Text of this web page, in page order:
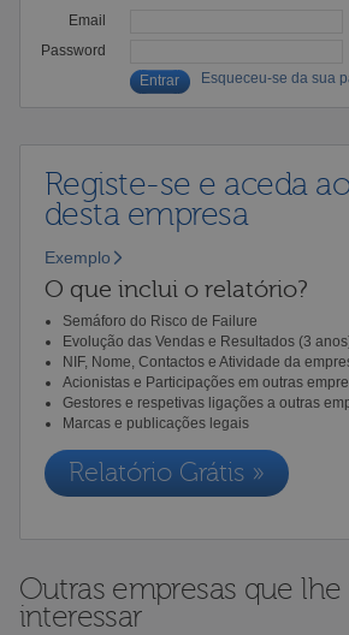
Email
Password
Esqueceu-se da sua
Registe-se e aceda
desta empresa
Exemplo
O que inclui o relatório?
Semáforo do Risco de Failure
Evolução das Vendas e Resultados (3
NIF, Nome, Contactos e Atividade da
Acionistas e Participações em outras
Gestores e respetivas ligações a outras
Marcas e publicações legais
Relatório Grátis »
Outras empresas que
interessar